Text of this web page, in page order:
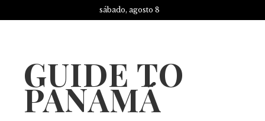
sábado, agosto 8
GUIDE TO
PANAMÁ